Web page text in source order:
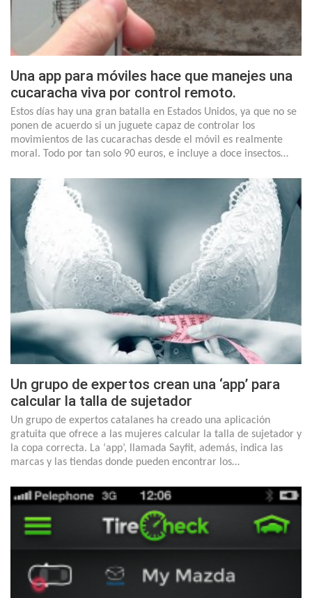
Una app para móviles hace que manejes una
cucaracha viva por control remoto.
Estos días hay una gran batalla en Estados Unidos, ya que no se
ponen de acuerdo si un juguete capaz de controlar los
movimientos de las cucarachas desde el móvil es realmente
moral. Todo por tan solo 90 euros, e incluye a doce insectos…
Un grupo de expertos crean una ‘app’ para
calcular la talla de sujetador
Un grupo de expertos catalanes ha creado una aplicación
gratuita que ofrece a las mujeres calcular la talla de sujetador y
la copa correcta. La ‘app’, llamada Sayfit, además, indica las
marcas y las tiendas donde pueden encontrar los…